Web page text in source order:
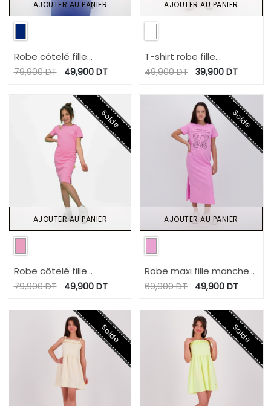
Robe côtelé fille
manches longues avec
79,900DT 49,900DT
AJOUTER AU PANIER
T-shirt robe fille
manches courtes
49,900DT 39,900 DT
AJOUTER AU PANIER
Solde
Robe côtelé fille
manches courtes avec
79,900DT 49,900DT
AJOUTER AU PANIER
Solde
Robe maxi fille manches
courtes avec fente
69,900DT 49,900 DT
AJOUTER AU PANIER
Solde Solde